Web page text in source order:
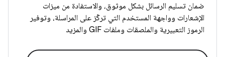
ضمان تسليم الرسائل بشكل موثوق، والاستفادة من ميزات
الإشعارات وواجهة المستخدم التي تركّز على المراسلة، وتوفير
الرموز التعبيرية والملصقات وملفات GIF والمزيد